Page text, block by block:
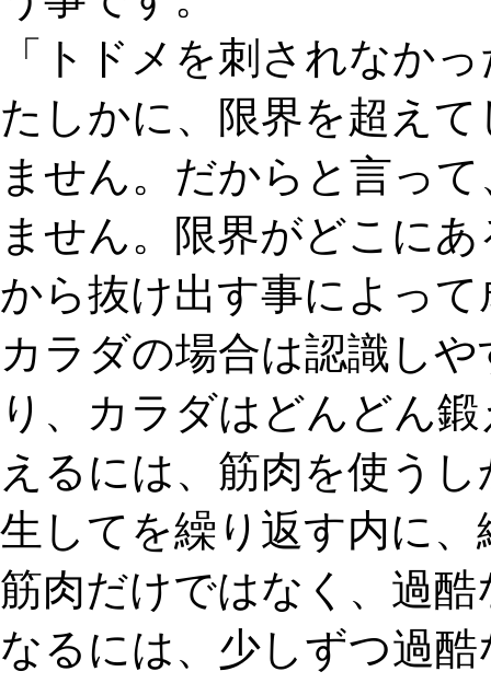
「トドメを刺されなか
たしかに、限界を超え
ません。だからと言っ
ません。限界がどこに
から抜け出す事によっ
カラダの場合は認識し
り、カラダはどんどん
えるには、筋肉を使う
生してを繰り返す内に
筋肉だけではなく、過
なるには、少しずつ過